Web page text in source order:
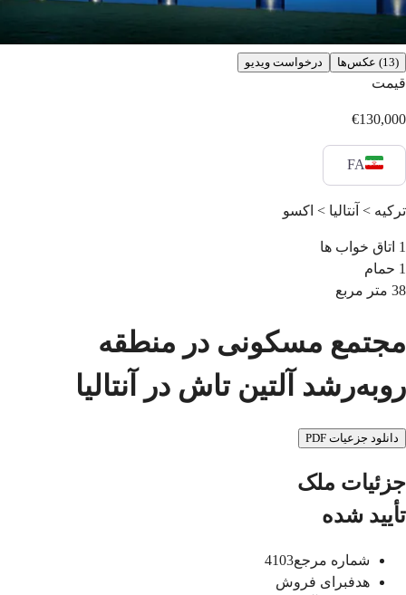
(13) عکس‌ها درخواست ویدیو
قیمت
€130,000
FA
ترکیه > آنتالیا > اکسو
1 اتاق خواب ها
1 حمام
38 متر مربع
مجتمع مسکونی در منطقه
روبه‌رشد آلتین تاش در آنتالیا
دانلود جزعیات PDF
جزئیات ملک
تأیید شده
شماره مرجع4103
هدفبرای فروش